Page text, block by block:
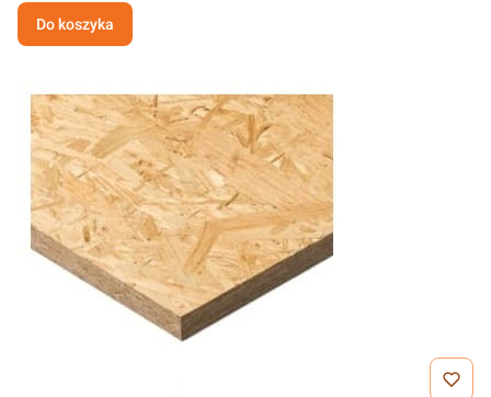
Do koszyka